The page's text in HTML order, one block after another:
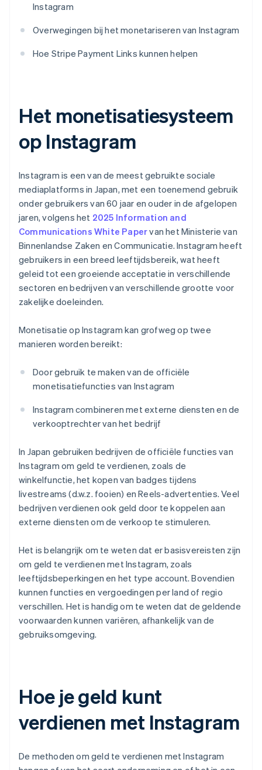
Instagram
Overwegingen bij het monetariseren van Instagram
Hoe Stripe Payment Links kunnen helpen
Het monetisatiesysteem
op Instagram
Instagram is een van de meest gebruikte sociale
mediaplatforms in Japan, met een toenemend gebruik
onder gebruikers van 60 jaar en ouder in de afgelopen
jaren, volgens het 2025 Information and
Communications White Papervan het Ministerie van
Binnenlandse Zaken en Communicatie. Instagram heeft
gebruikers in een breed leeftijdsbereik, wat heeft
geleid tot een groeiende acceptatie in verschillende
sectoren en bedrijven van verschillende grootte voor
zakelijke doeleinden.
Monetisatie op Instagram kan grofweg op twee
manieren worden bereikt:
Door gebruik te maken van de officiële
monetisatiefuncties van Instagram
Instagram combineren met externe diensten en de
verkooptrechter van het bedrijf
In Japan gebruiken bedrijven de officiële functies van
Instagram om geld te verdienen, zoals de
winkelfunctie, het kopen van badges tijdens
livestreams (d.w.z. fooien) en Reels-advertenties. Veel
bedrijven verdienen ook geld door te koppelen aan
externe diensten om de verkoop te stimuleren.
Het is belangrijk om te weten dat er basisvereisten zijn
om geld te verdienen met Instagram, zoals
leeftijdsbeperkingen en het type account. Bovendien
kunnen functies en vergoedingen per land of regio
verschillen. Het is handig om te weten dat de geldende
voorwaarden kunnen variëren, afhankelijk van de
gebruiksomgeving.
Hoe je geld kunt
verdienen met Instagram
De methoden om geld te verdienen met Instagram